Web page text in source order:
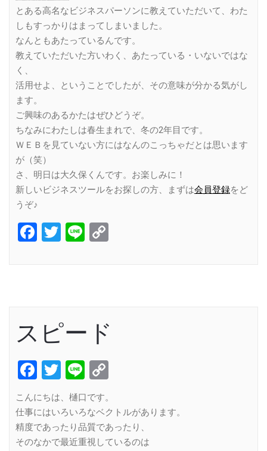
とある高名なビジネスパーソンに教えていただいて、わた
しもすっかりはまってしまいました。
なんともあたっているんです。
教えていただいた方いわく、あたっている・いないではな
く、
活用せよ、ということでしたが、その意味が分かる気がし
ます。
ご興味のあるかたはぜひどうぞ。
ちなみにわたしは春生まれで、冬の2年目です。
ＷＥＢを見ていない方にはなんのこっちゃだとは思います
が（笑）
さ、明日は大久保くんです。お楽しみに！
新しいビジネスツールをお探しの方、まずは会員登録をど
うぞ♪
Facebook
Twitter
Line
スピード
Facebook
Twitter
Line
こんにちは、樋口です。
仕事にはいろいろなベクトルがあります。
精度であったり品質であったり、
そのなかで最近重視しているのは